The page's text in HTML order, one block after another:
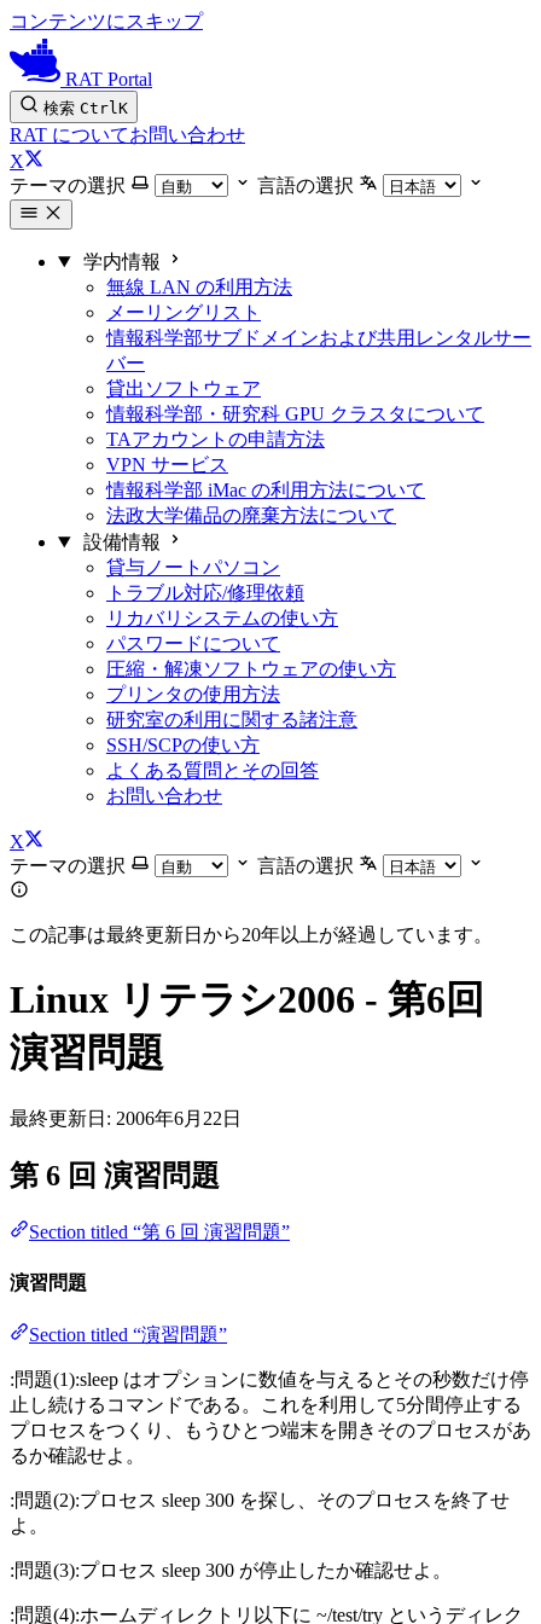
コンテンツにスキップ
RAT Portal
検索 CtrlK
RAT についてお問い合わせ
X
テーマの選択
言語の選択
学内情報
無線 LAN の利用方法
メーリングリスト
情報科学部サブドメインおよび共用レンタルサー
バー
貸出ソフトウェア
情報科学部・研究科 GPU クラスタについて
TAアカウントの申請方法
VPN サービス
情報科学部 iMac の利用方法について
法政大学備品の廃棄方法について
設備情報
貸与ノートパソコン
トラブル対応/修理依頼
リカバリシステムの使い方
パスワードについて
圧縮・解凍ソフトウェアの使い方
プリンタの使用方法
研究室の利用に関する諸注意
SSH/SCPの使い方
よくある質問とその回答
お問い合わせ
X
テーマの選択
言語の選択
この記事は最終更新日から20年以上が経過しています。
Linux リテラシ2006 - 第6回
演習問題
最終更新日: 2006年6月22日
第 6 回 演習問題
Section titled “第 6 回 演習問題”
演習問題
Section titled “演習問題”
:問題(1):sleep はオプションに数値を与えるとその秒数だけ停
止し続けるコマンドである。これを利用して5分間停止する
プロセスをつくり、もうひとつ端末を開きそのプロセスがあ
るか確認せよ。
:問題(2):プロセス sleep 300 を探し、そのプロセスを終了せ
よ。
:問題(3):プロセス sleep 300 が停止したか確認せよ。
:問題(4):ホームディレクトリ以下に ~/test/try というディレク